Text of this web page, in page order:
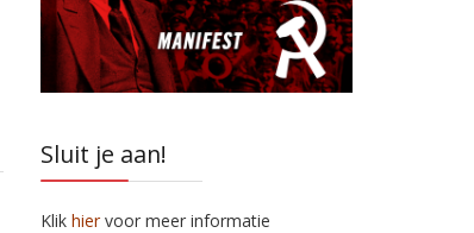
Sluit je aan!
Klik hiervoor meer informatie